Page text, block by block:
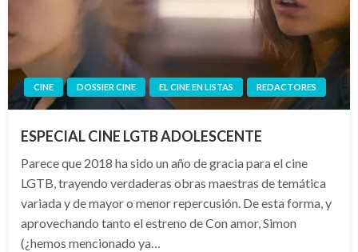
CINE DOSSIER CINE EL CINE EN LISTAS REDACTORES
ESPECIAL CINE LGTB ADOLESCENTE
Parece que 2018 ha sido un año de gracia para el cine
LGTB, trayendo verdaderas obras maestras de temática
variada y de mayor o menor repercusión. De esta forma, y
aprovechando tanto el estreno de Con amor, Simon
(¿hemos mencionado ya…